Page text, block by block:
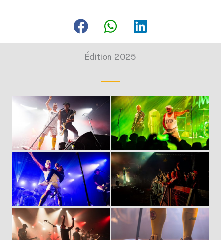
Édition 2025